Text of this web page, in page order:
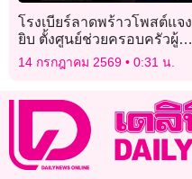
โรงเบียร์ลาดพร้าวโพสต์แจง
ยิบ ตั้งศูนย์ช่วยครอบครัวผู้
สูญเสีย เผยเจ้าของร้านยัง
14 กรกฎาคม 2569 0:31 น.